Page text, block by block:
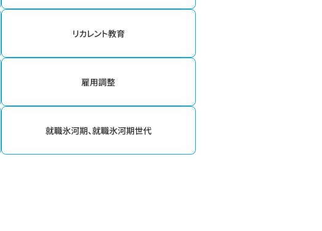
リカレント教育
雇用調整
就職氷河期、就職氷河期世代